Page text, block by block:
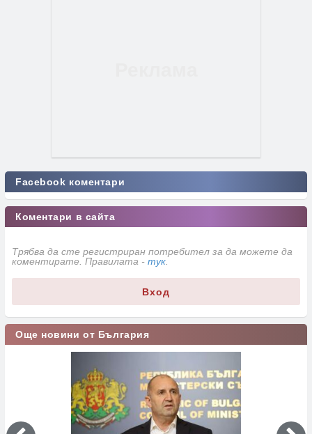
Facebook коментари
Коментари в сайта
Трябва да сте регистриран потребител за да можете да
коментирате. Правилата - тук
Вход
Още новини от България